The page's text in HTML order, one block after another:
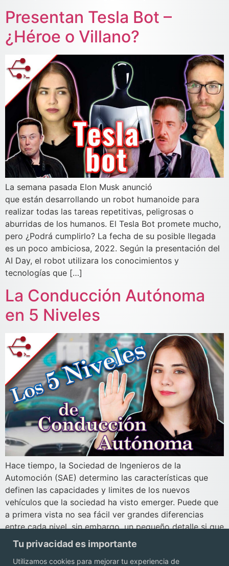
Tu privacidad es importante
Utilizamos cookies para mejorar tu experiencia de
Presentan Tesla Bot –
¿Héroe o Villano?
La semana pasada Elon Musk anunció
que están desarrollando un robot humanoide para
realizar todas las tareas repetitivas, peligrosas o
aburridas de los humanos. El Tesla Bot promete mucho,
pero ¿Podrá cumplirlo? La fecha de su posible llegada
es un poco ambiciosa, 2022. Según la presentación del
AI Day, el robot utilizara los conocimientos y
tecnologías que […]
La Conducción Autónoma
en 5 Niveles
Hace tiempo, la Sociedad de Ingenieros de la
Automoción (SAE) determino las características que
definen las capacidades y limites de los nuevos
vehículos que la sociedad ha visto emerger. Puede que
a primera vista no sea fácil ver grandes diferencias
entre cada nivel, sin embargo, un pequeño detalle si que
puede significar un paso enorme […]